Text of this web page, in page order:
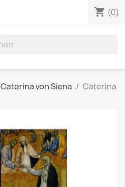
shopping_cart (0)
Caterina von Siena
Caterina